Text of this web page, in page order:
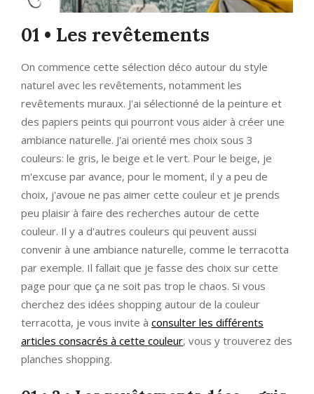
01 • Les revêtements
On commence cette sélection déco autour du style
naturel avec les revêtements, notamment les
revêtements muraux. J'ai sélectionné de la peinture et
des papiers peints qui pourront vous aider à créer une
ambiance naturelle. J'ai orienté mes choix sous 3
couleurs: le gris, le beige et le vert. Pour le beige, je
m'excuse par avance, pour le moment, il y a peu de
choix, j'avoue ne pas aimer cette couleur et je prends
peu plaisir à faire des recherches autour de cette
couleur. Il y a d'autres couleurs qui peuvent aussi
convenir à une ambiance naturelle, comme le terracotta
par exemple. Il fallait que je fasse des choix sur cette
page pour que ça ne soit pas trop le chaos. Si vous
cherchez des idées shopping autour de la couleur
terracotta, je vous invite à consulter les différents
articles consacrés à cette couleur, vous y trouverez des
planches shopping.